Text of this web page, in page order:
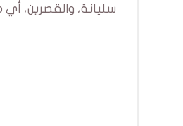
سليانة، والقصرين، أي ما لا